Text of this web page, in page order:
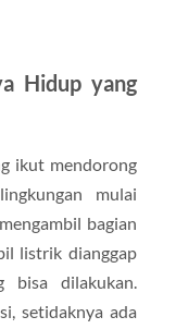
Hidup yang
ikut mendorong
mulai
bagian
listrik dianggap
bisa dilakukan.
setidaknya ada